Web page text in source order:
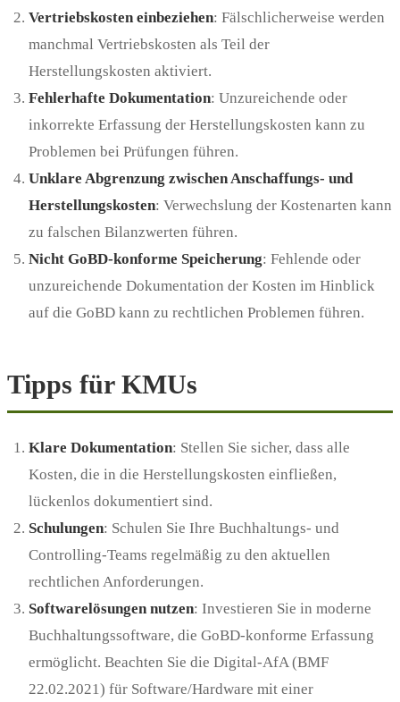
Vertriebskosten einbeziehen: Fälschlicherweise werden
manchmal Vertriebskosten als Teil der
Herstellungskosten aktiviert.
Fehlerhafte Dokumentation: Unzureichende oder
inkorrekte Erfassung der Herstellungskosten kann zu
Problemen bei Prüfungen führen.
Unklare Abgrenzung zwischen Anschaffungs- und
Herstellungskosten: Verwechslung der Kostenarten kann
zu falschen Bilanzwerten führen.
Nicht GoBD-konforme Speicherung: Fehlende oder
unzureichende Dokumentation der Kosten im Hinblick
auf die GoBD kann zu rechtlichen Problemen führen.
Tipps für KMUs
Klare Dokumentation: Stellen Sie sicher, dass alle
Kosten, die in die Herstellungskosten einfließen,
lückenlos dokumentiert sind.
Schulungen: Schulen Sie Ihre Buchhaltungs- und
Controlling-Teams regelmäßig zu den aktuellen
rechtlichen Anforderungen.
Softwarelösungen nutzen: Investieren Sie in moderne
Buchhaltungssoftware, die GoBD-konforme Erfassung
ermöglicht. Beachten Sie die Digital-AfA (BMF
22.02.2021) für Software/Hardware mit einer